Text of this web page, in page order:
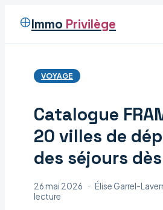
Immo Privilège
Voyage
Maison
Déco
VOYAGE
Catalogue
20 villes de
des séjours
26 mai 2026 · Élise Garrel-
lecture